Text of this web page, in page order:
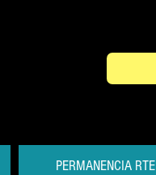
PERMANENCIA RTE